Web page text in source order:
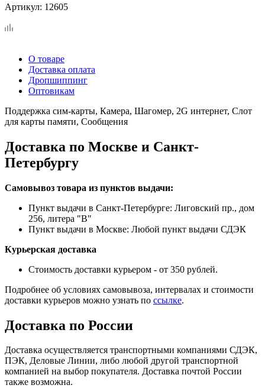
Артикул: 12605
О товаре
Доставка оплата
Дропшиппинг
Оптовикам
Поддержка сим-карты, Камера, Шагомер, 2G интернет, Слот
для карты памяти, Сообщения
Доставка по Москве и Санкт-
Петербургу
Самовывоз товара из пунктов выдачи:
Пункт выдачи в Санкт-Петербурге: Лиговский пр., дом
256, литера "В"
Пункт выдачи в Москве: Любой пункт выдачи СДЭК
Курьерская доставка
Стоимость доставки курьером - от 350 рублей.
Подробнее об условиях самовывоза, интервалах и стоимости
доставки курьеров можно узнать по ссылке.
Доставка по России
Доставка осуществляется транспортными компаниями СДЭК,
ПЭК, Деловые Линии, либо любой другой транспортной
компанией на выбор покупателя. Доставка почтой России
также возможна.